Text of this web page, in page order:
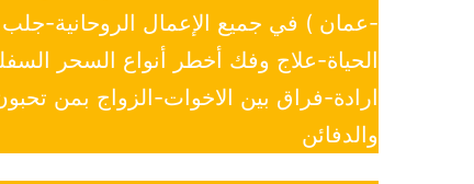
-عمان ) في جميع الإعمال الروحانية-
الحياة-علاج وفك أخطر أنواع السحر
ارادة-فراق بين الاخوات-الزواج بمن
والدفائن